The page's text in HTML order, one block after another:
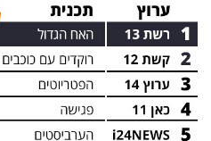
דרושים
ניוזלטרים
מייל